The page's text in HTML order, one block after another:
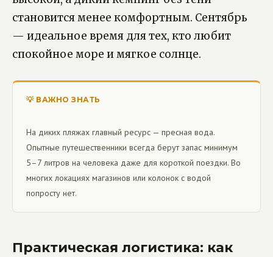
становится менее комфортным. Сентябрь
— идеальное время для тех, кто любит
спокойное море и мягкое солнце.
💡 ВАЖНО ЗНАТЬ
На диких пляжах главный ресурс — пресная вода.
Опытные путешественники всегда берут запас минимум
5–7 литров на человека даже для короткой поездки. Во
многих локациях магазинов или колонок с водой
попросту нет.
Практическая логистика: как